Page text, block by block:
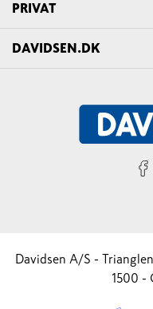
PRIVAT
DAVIDSEN.DK
Davidsen A/S -
1500 -